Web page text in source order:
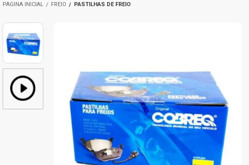
FREIO PASTILHAS DE FREIO